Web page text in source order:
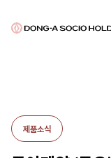
제품소식